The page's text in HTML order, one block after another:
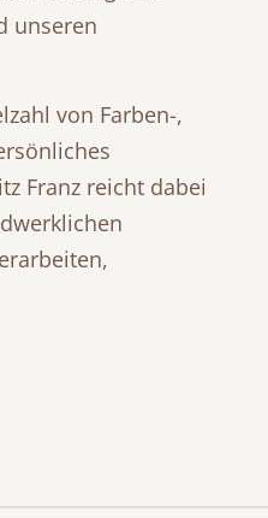
unseren
von Farben-,
Franz reicht dabei